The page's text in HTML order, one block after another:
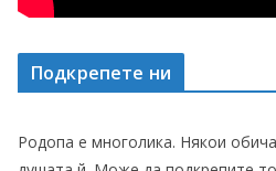
Подкрепете ни
Родопа е многолика. Някои